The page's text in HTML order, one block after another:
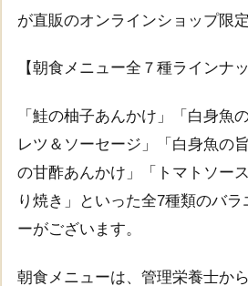
が直販のオンラインショップ限
【朝食メニュー全７種ラインナッ
「鮭の柚子あんかけ」「白身魚
レツ＆ソーセージ」「白身魚の
の甘酢あんかけ」「トマトソー
り焼き」といった全7種類のバ
ーがございます。
朝食メニューは、管理栄養士か